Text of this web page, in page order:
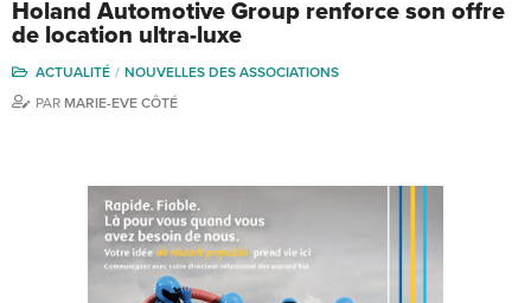
Holand Automotive Group renforce son offre
de location ultra-luxe
ACTUALITÉ
NOUVELLES DES ASSOCIATIONS
PAR MARIE-EVE CÔTÉ